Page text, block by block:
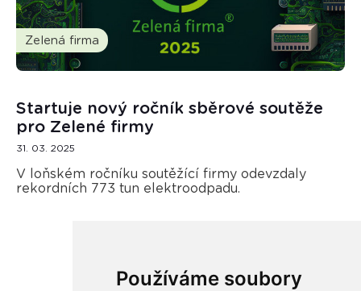
Používáme soubory
Zelená firma
Startuje nový ročník sběrové soutěže
pro Zelené firmy
31. 03. 2025
V loňském ročníku soutěžící firmy odevzdaly
rekordních 773 tun elektroodpadu.
Načíst další